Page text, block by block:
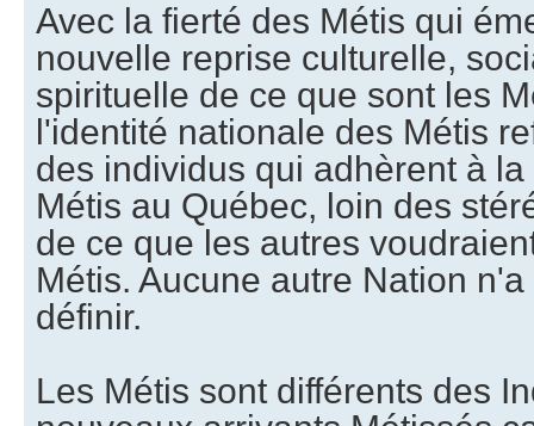
Avec la fierté des Métis qui
nouvelle reprise culturelle,
spirituelle de ce que sont les
l'identité nationale des Métis
des individus qui adhèrent à
Métis au Québec, loin des
de ce que les autres
Métis. Aucune autre Nation
définir.
Les Métis sont différents des